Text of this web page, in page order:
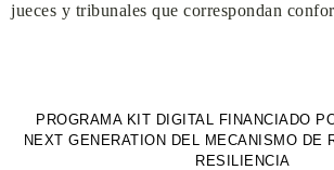
jueces y tribunales que correspondan
PROGRAMA KIT DIGITAL FINANCIADO
NEXT GENERATION DEL MECANISMO DE
RESILIENCIA